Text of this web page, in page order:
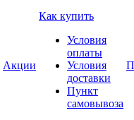
Акции
Как купить
Условия
оплаты
Условия
доставки
Пункт
самовывоза